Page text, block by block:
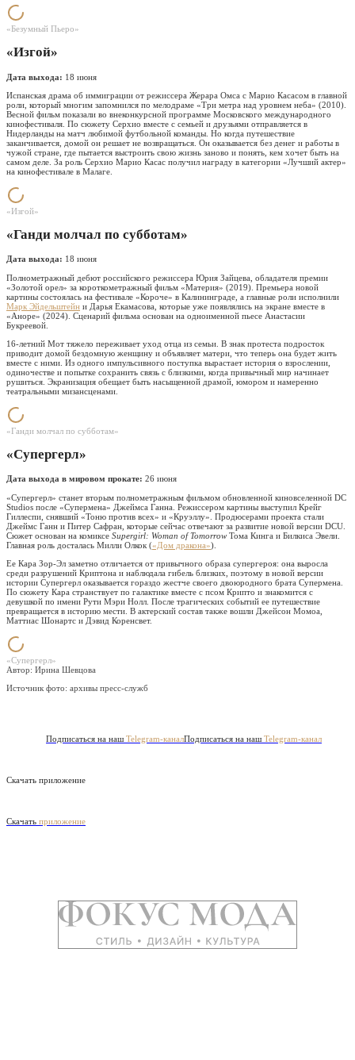
«Безумный Пьеро»
«Изгой»
Дата выхода: 18 июня
Испанская драма об иммиграции от режиссера Жерара Омса с Марио Касасом в главной
роли, который многим запомнился по мелодраме «Три метра над уровнем неба» (2010).
Весной фильм показали во внеконкурсной программе Московского международного
кинофестиваля. По сюжету Серхио вместе с семьей и друзьями отправляется в
Нидерланды на матч любимой футбольной команды. Но когда путешествие
заканчивается, домой он решает не возвращаться. Он оказывается без денег и работы в
чужой стране, где пытается выстроить свою жизнь заново и понять, кем хочет быть на
самом деле. За роль Серхио Марио Касас получил награду в категории «Лучший актер»
на кинофестивале в Малаге.
«Изгой»
«Ганди молчал по субботам»
Дата выхода: 18 июня
Полнометражный дебют российского режиссера Юрия Зайцева, обладателя премии
«Золотой орел» за короткометражный фильм «Материя» (2019). Премьера новой
картины состоялась на фестивале «Короче» в Калининграде, а главные роли исполнили
Марк Эйдельштейн и Дарья Екамасова, которые уже появлялись на экране вместе в
«Аноре» (2024). Сценарий фильма основан на одноименной пьесе Анастасии
Букреевой.
16-летний Мот тяжело переживает уход отца из семьи. В знак протеста подросток
приводит домой бездомную женщину и объявляет матери, что теперь она будет жить
вместе с ними. Из одного импульсивного поступка вырастает история о взрослении,
одиночестве и попытке сохранить связь с близкими, когда привычный мир начинает
рушиться. Экранизация обещает быть насыщенной драмой, юмором и намеренно
театральными мизансценами.
«Ганди молчал по субботам»
«Супергерл»
Дата выхода в мировом прокате: 26 июня
«Супергерл» станет вторым полнометражным фильмом обновленной киновселенной DC
Studios после «Супермена» Джеймса Ганна. Режиссером картины выступил Крейг
Гиллеспи, снявший «Тоню против всех» и «Круэллу». Продюсерами проекта стали
Джеймс Ганн и Питер Сафран, которые сейчас отвечают за развитие новой версии DCU.
Сюжет основан на комиксе Supergirl: Woman of TomorrowТома Кинга и Билкиса Эвели.
Главная роль досталась Милли Олкок («Дом дракона»).
Ее Кара Зор-Эл заметно отличается от привычного образа супергероя: она выросла
среди разрушений Криптона и наблюдала гибель близких, поэтому в новой версии
истории Супергерл оказывается гораздо жестче своего двоюродного брата Супермена.
По сюжету Кара странствует по галактике вместе с псом Крипто и знакомится с
девушкой по имени Рути Мэри Нолл. После трагических событий ее путешествие
превращается в историю мести. В актерский состав также вошли Джейсон Момоа,
Маттиас Шонартс и Дэвид Коренсвет.
«Супергерл»
Автор: Ирина Шевцова
Источник фото: архивы пресс-служб
Подписаться на наш Telegram-каналПодписаться на наш Telegram-канал
Скачать приложение
Скачать приложение